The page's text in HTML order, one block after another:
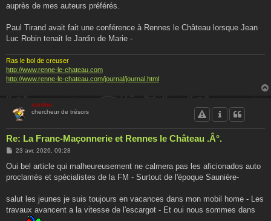
auprès de mes auteurs préférés.
Paul Tirand avait fait une conférence à Rennes le Château lorsque Jean
Luc Robin tenait le Jardin de Marie -
Ras le bol de creuser
http://www.renne-le-chateau.com
http://www.renne-le-chateau.com/journal/journal.html
cardou
chercheur de trésors
Re: La Franc-Maçonnerie et Rennes le Château .Â°.
M
s
a
23 avr. 2026, 09:28
Oui bel article qui malheureusement ne calmera pas les aficionados auto
proclamés et spécialistes de la FM - Surtout de l'époque Saunière-
salut les jeunes je suis toujours en vacances dans mon mobil home - Les
travaux avancent a la vitesse de l'escargot - Et oui nous sommes dans